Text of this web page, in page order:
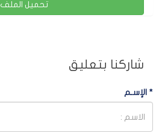
تحميل الملف
شاركنا بتعليق
* الإسـم